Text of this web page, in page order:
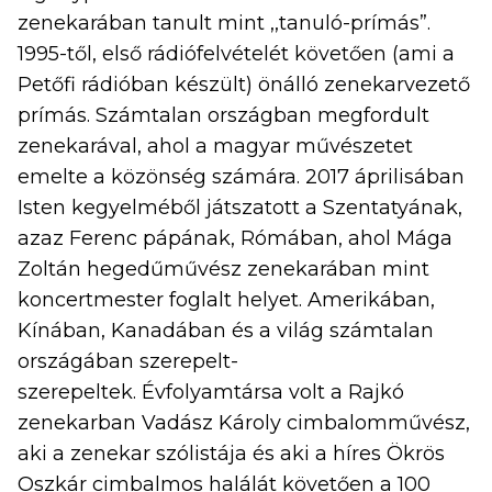
zenekarában tanult mint ,,tanuló-prímás”.
1995-től, első rádiófelvételét követően (ami a
Petőfi rádióban készült) önálló zenekarvezető
prímás. Számtalan országban megfordult
zenekarával, ahol a magyar művészetet
emelte a közönség számára. 2017 áprilisában
Isten kegyelméből játszatott a Szentatyának,
azaz Ferenc pápának, Rómában, ahol Mága
Zoltán hegedűművész zenekarában mint
koncertmester foglalt helyet. Amerikában,
Kínában, Kanadában és a világ számtalan
országában szerepelt-
szerepeltek. Évfolyamtársa volt a Rajkó
zenekarban Vadász Károly cimbalomművész,
aki a zenekar szólistája és aki a híres Ökrös
Oszkár cimbalmos halálát követően a 100